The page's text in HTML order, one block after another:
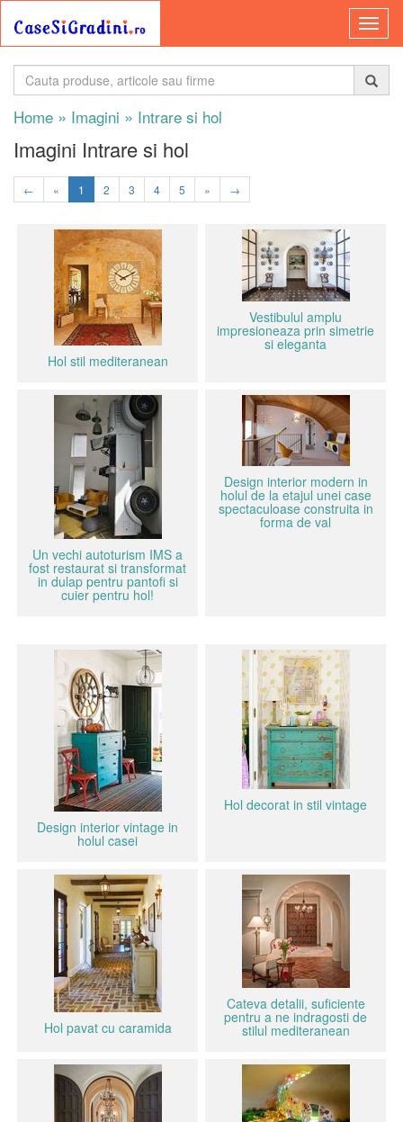
Home » Imagini » Intrare si hol
Imagini Intrare si hol
← « 1 2 3 4 5 » →
Hol stil mediteranean
Vestibulul amplu
impresioneaza prin simetrie
si eleganta
Un vechi autoturism IMS a
fost restaurat si transformat
in dulap pentru pantofi si
cuier pentru hol!
Design interior modern in
holul de la etajul unei case
spectaculoase construita in
forma de val
Design interior vintage in
holul casei
Hol decorat in stil vintage
Hol pavat cu caramida
Cateva detalii, suficiente
pentru a ne indragosti de
stilul mediteranean